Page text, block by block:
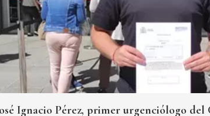
Ignacio Pérez, primer urgenciólogo